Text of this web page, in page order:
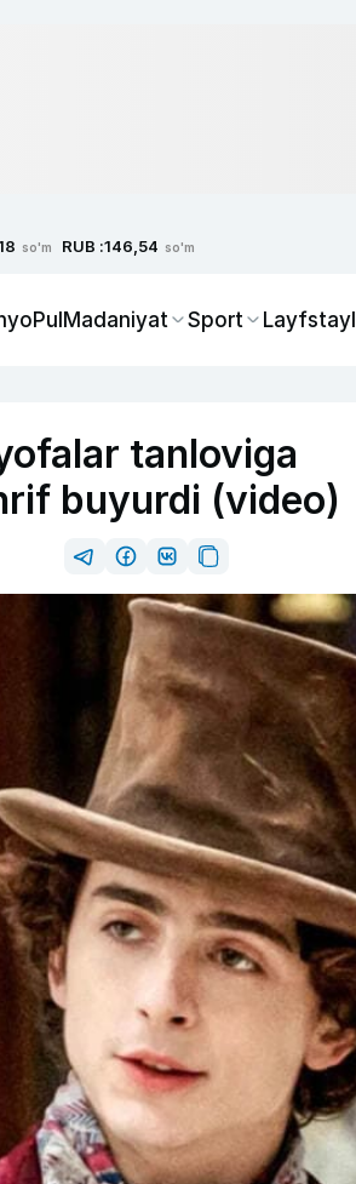
so'm RUB :146,54 so'm
PulMadaniyat Sport Layfstayl
tanloviga
buyurdi (video)